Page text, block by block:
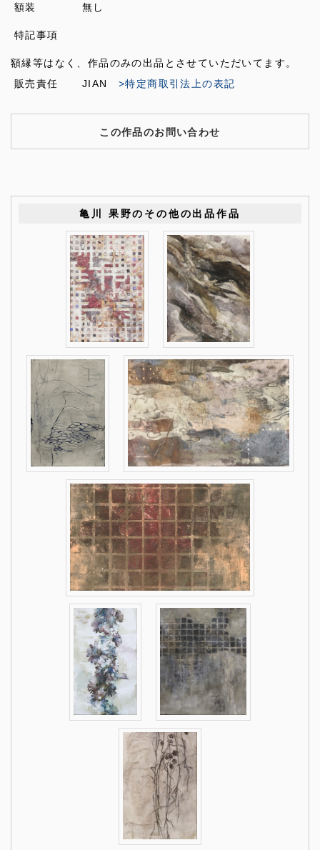
額装 無し
特記事項
額縁等はなく、作品のみの出品とさせていただいてます。
販売責任
JIAN >特定商取引法上の表記
この作品のお問い合わせ
亀川 果野のその他の出品作品